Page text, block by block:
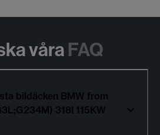
våra FAQ
bildäcken BMW from
318I 115KW